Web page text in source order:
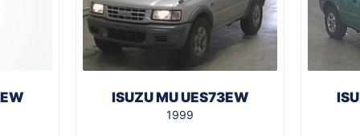
ISUZU MU UES73EW
1999